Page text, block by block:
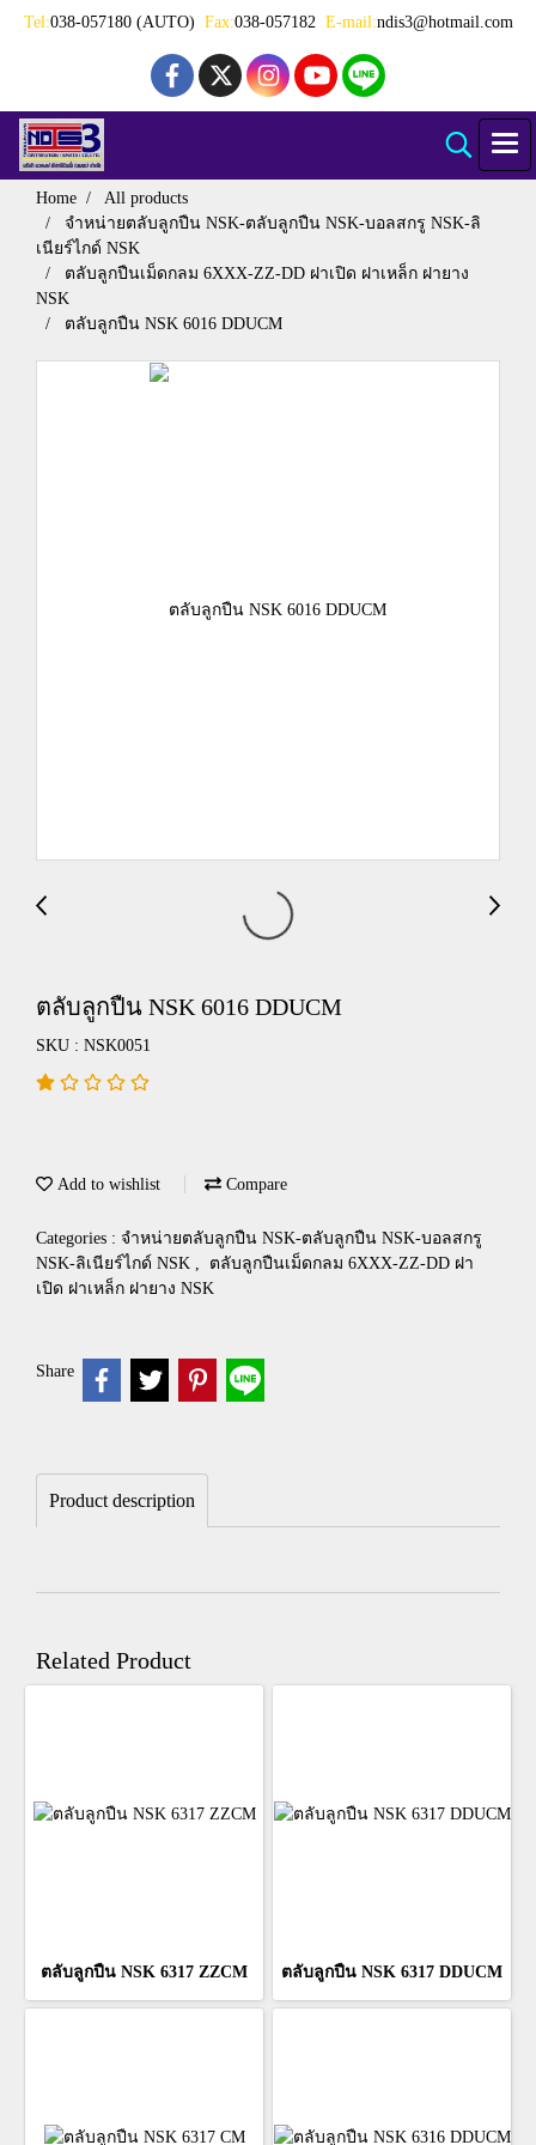
Tel:038-057180 (AUTO) Fax:038-057182 E-mail:ndis3@hotmail.com
Home
All products
จำหน่ายตลับลูกปืน NSK-ตลับลูกปืน NSK-บอลสกรู NSK-ลิ
เนียร์ไกด์ NSK
ตลับลูกปืนเม็ดกลม 6XXX-ZZ-DD ฝาเปิด ฝาเหล็ก ฝายาง
NSK
ตลับลูกปืน NSK 6016 DDUCM
ตลับลูกปืน NSK 6016 DDUCM
SKU : NSK0051
Add to wishlist Compare
Categories : จำหน่ายตลับลูกปืน NSK-ตลับลูกปืน NSK-บอลสกรู
NSK-ลิเนียร์ไกด์ NSK ,
ตลับลูกปืนเม็ดกลม 6XXX-ZZ-DD ฝา
เปิด ฝาเหล็ก ฝายาง NSK
Share
Product description
Related Product
ตลับลูกปืน NSK 6317 ZZCM ตลับลูกปืน NSK 6317 DDUCM